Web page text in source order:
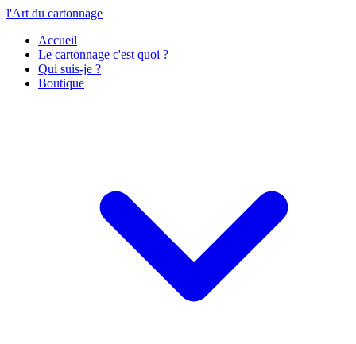
l'Art du cartonnage
Accueil
Le cartonnage c'est quoi ?
Qui suis-je ?
Boutique